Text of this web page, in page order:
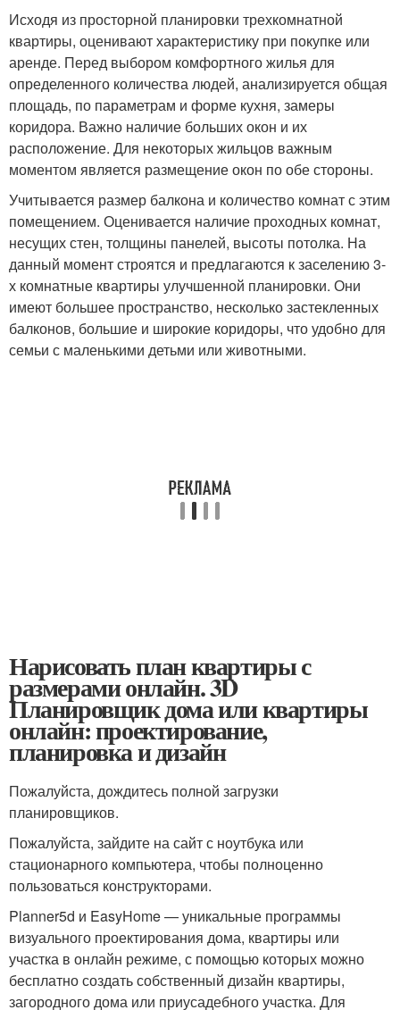
Исходя из просторной планировки трехкомнатной
квартиры, оценивают характеристику при покупке или
аренде. Перед выбором комфортного жилья для
определенного количества людей, анализируется общая
площадь, по параметрам и форме кухня, замеры
коридора. Важно наличие больших окон и их
расположение. Для некоторых жильцов важным
моментом является размещение окон по обе стороны.
Учитывается размер балкона и количество комнат с этим
помещением. Оценивается наличие проходных комнат,
несущих стен, толщины панелей, высоты потолка. На
данный момент строятся и предлагаются к заселению 3-
х комнатные квартиры улучшенной планировки. Они
имеют большее пространство, несколько застекленных
балконов, большие и широкие коридоры, что удобно для
семьи с маленькими детьми или животными.
Нарисовать план квартиры с
размерами онлайн. 3D
Планировщик дома или квартиры
онлайн: проектирование,
планировка и дизайн
Пожалуйста, дождитесь полной загрузки
планировщиков.
Пожалуйста, зайдите на сайт с ноутбука или
стационарного компьютера, чтобы полноценно
пользоваться конструкторами.
Planner5d и EasyHome — уникальные программы
визуального проектирования дома, квартиры или
участка в онлайн режиме, с помощью которых можно
бесплатно создать собственный дизайн квартиры,
загородного дома или приусадебного участка. Для